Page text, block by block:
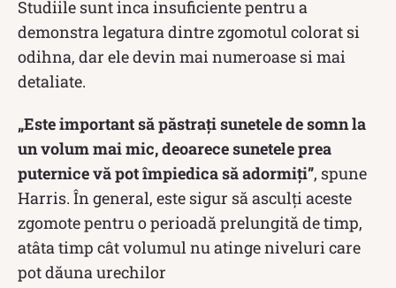
Studiile sunt inca insuficiente pentru a
demonstra legatura dintre zgomotul colorat si
odihna, dar ele devin mai numeroase si mai
detaliate.
„Este important să păstrați sunetele de somn la
un volum mai mic, deoarece sunetele prea
puternice vă pot împiedica să adormiți”, spune
Harris. În general, este sigur să asculți aceste
zgomote pentru o perioadă prelungită de timp,
atâta timp cât volumul nu atinge niveluri care
pot dăuna urechilor